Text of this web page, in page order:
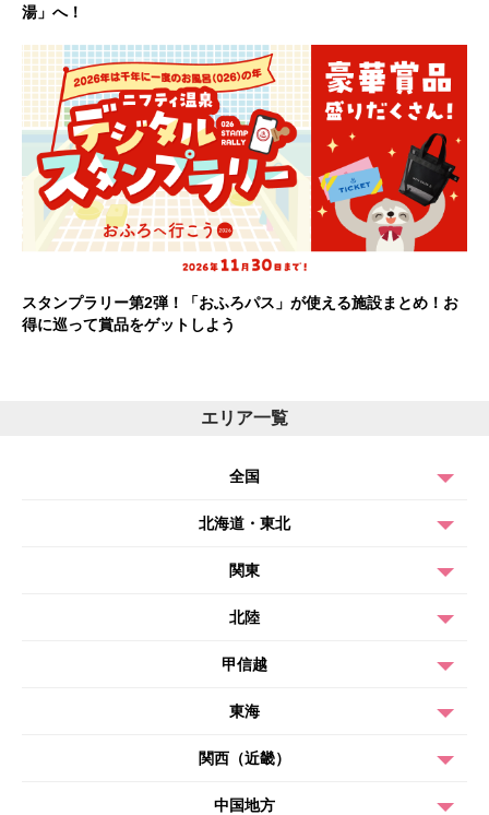
湯」へ！
スタンプラリー第2弾！「おふろパス」が使える施設まとめ！お
得に巡って賞品をゲットしよう
エリア一覧
全国
北海道・東北
関東
北陸
甲信越
東海
関西（近畿）
中国地方